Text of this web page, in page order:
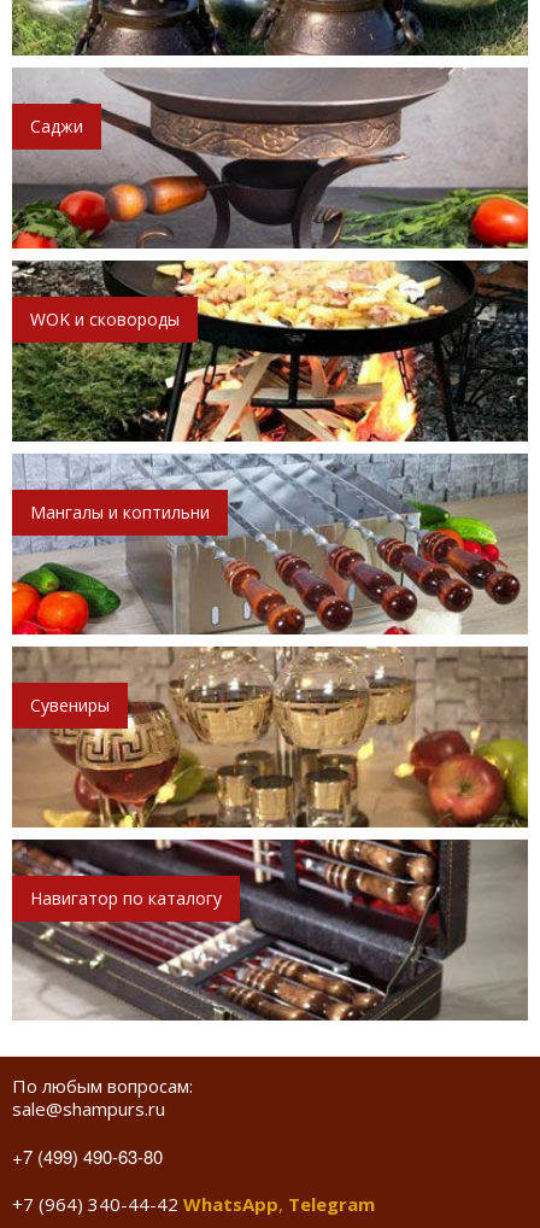
Саджи
WOK и сковороды
Мангалы и коптильни
Сувениры
Навигатор по каталогу
По любым вопросам:
sale@shampurs.ru
+7 (499) 490-63-80
+7 (964) 340-44-42 WhatsApp, Telegram